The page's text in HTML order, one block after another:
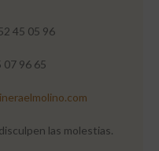
45 05 96
07 96 65
las molestias.